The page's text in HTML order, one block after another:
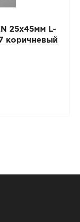
25x45мм L-
коричневый